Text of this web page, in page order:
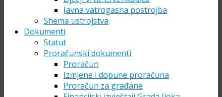
Javna vatrogasna postrojba
Shema ustrojstva
Dokumenti
Statut
Proračunski dokumenti
Proračun
Izmjene i dopune proračuna
Proračun za građane